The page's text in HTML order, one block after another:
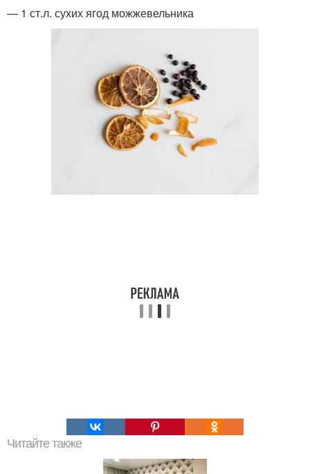
— 1 ст.л. сухих ягод можжевельника
Читайте также